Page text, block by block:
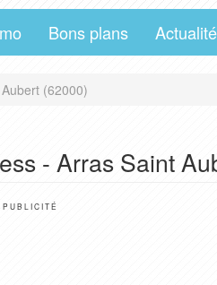
Bons plans
(62000)
- Arras Saint
PUBLICITÉ